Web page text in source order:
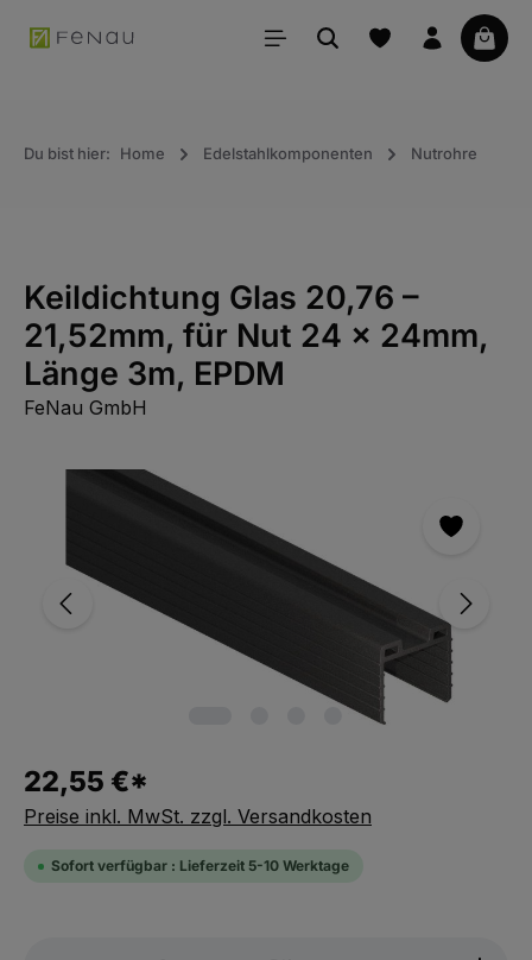
springen
Du bist hier: Home Edelstahlkomponenten Nutrohre
Keildichtung Glas 20,76 –
21,52mm, für Nut 24 x 24mm,
Länge 3m, EPDM
FeNau GmbH
Bildergalerie überspringen
22,55 €*
Preise inkl. MwSt. zzgl. Versandkosten
Sofort verfügbar : Lieferzeit 5-10 Werktage